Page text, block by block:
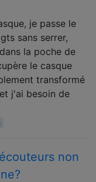
je passe le
sans serrer,
la poche de
le casque
transformé
j'ai besoin de
non